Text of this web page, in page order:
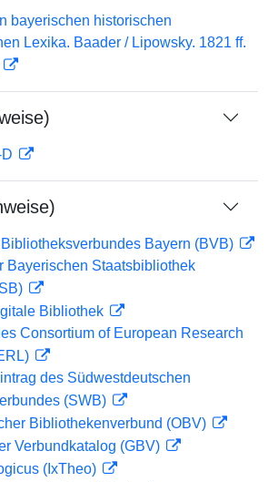
bayerischen historischen
Lexika. Baader / Lipowsky. 1821 ff.
Bayern (BVB)
Bayerischen Staatsbibliothek
Bibliothek
Consortium of European Research
des Südwestdeutschen
(SWB)
Bibliothekenverbund (OBV)
Verbundkatalog (GBV)
(IxTheo)